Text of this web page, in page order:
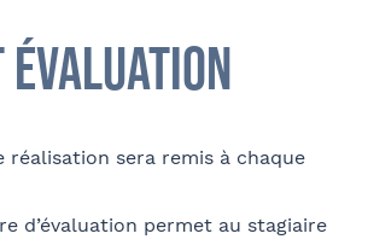
évaluation
réalisation sera remis à chaque
d’évaluation permet au stagiaire
« informatique et libertés » du 6 janvier 1978
bénéficiez d’un droit d’accès et de